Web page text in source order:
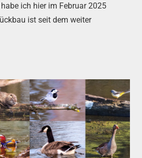
ich hier im Februar 2025
ist seit dem weiter